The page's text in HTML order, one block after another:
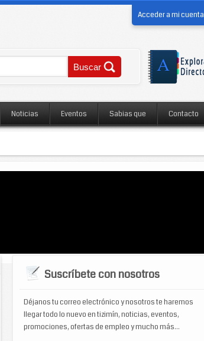
Acceder a mi cuenta
Noticias Eventos Sabias que Contacto
Suscríbete con nosotros
Déjanos tu correo electrónico y nosotros te haremos
llegar todo lo nuevo en tizimín, noticias, eventos,
promociones, ofertas de empleo y mucho más...